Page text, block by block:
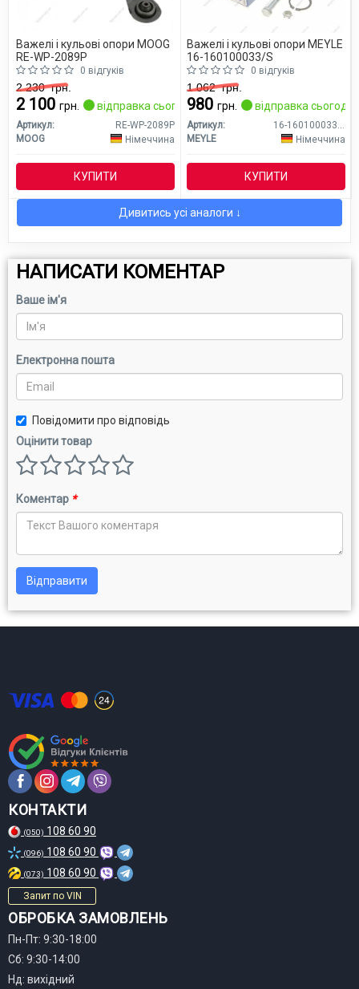
Важелі і кульові опори MOOG
RE-WP-2089P
0 відгуків
2 230грн.
2 100 грн. відправка сьогодні
Артикул:
RE-WP-2089P
MOOG
Німеччина
КУПИТИ
Важелі і кульові опори MEYLE
16-160100033/S
0 відгуків
1 062грн.
980 грн. відправка сьогодні
Артикул:
MEYLE
Німеччина
КУПИТИ
Дивитись усі аналоги ↓
НАПИСАТИ КОМЕНТАР
Ваше ім'я
Електронна пошта
Повідомити про відповідь
Оцінити товар
Коментар *
Відправити
КОНТАКТИ
(050) 108 60 90
(096) 108 60 90
(073) 108 60 90
Запит по VIN
ОБРОБКА ЗАМОВЛЕНЬ
Пн-Пт: 9:30-18:00
Сб: 9:30-14:00
Нд: вихідний